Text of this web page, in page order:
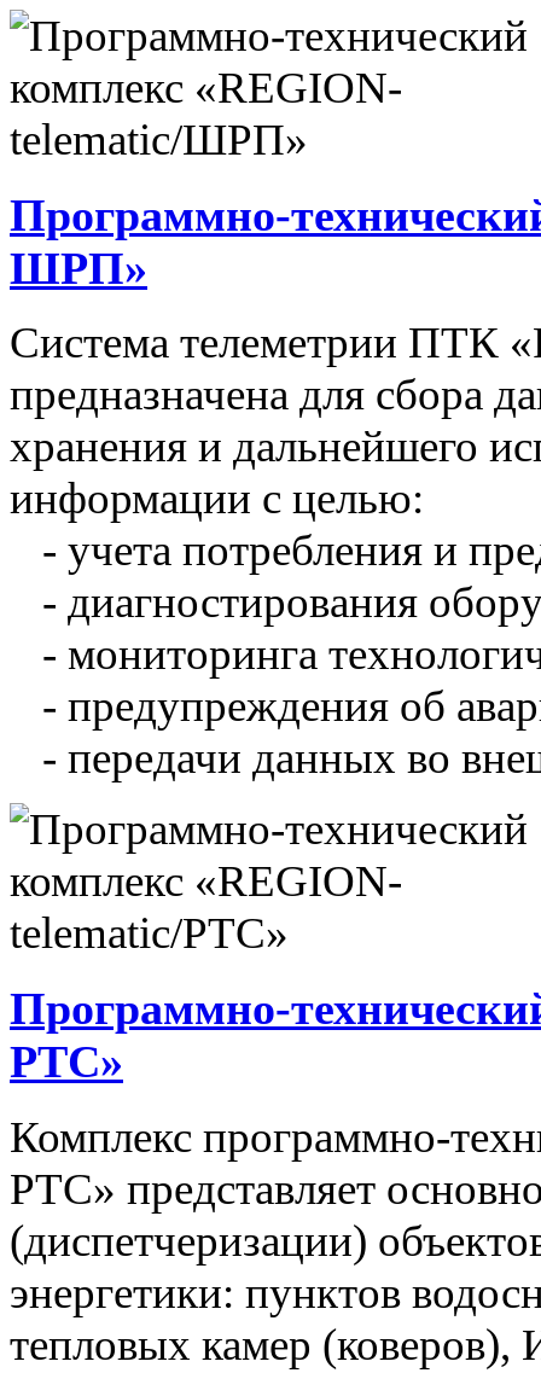
Программно-
ШРП»
Система телеметрии ПТК
предназначена для сбора
хранения и дальнейшего
информации с целью:
- учета потребления и
- диагностирования
- мониторинга
- предупреждения об
- передачи данных во
Программно-
РТС»
Комплекс программно-
РТС» представляет
(диспетчеризации)
энергетики: пунктов
тепловых камер